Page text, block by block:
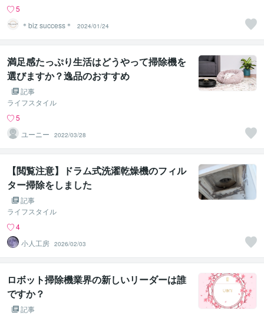
5
＊biz success＊
2024/01/24
満足感たっぷり生活はどうやって掃除機を
選びますか？逸品のおすすめ
記事
ライフスタイル
5
ユーニー
2022/03/28
【閲覧注意】ドラム式洗濯乾燥機のフィル
ター掃除をしました
記事
ライフスタイル
4
小人工房 2026/02/03
ロボット掃除機業界の新しいリーダーは誰
ですか？
記事